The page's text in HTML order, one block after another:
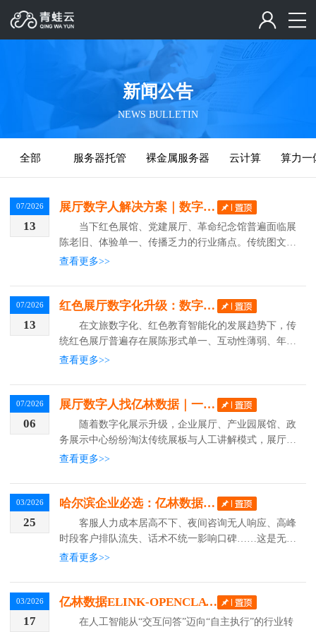
新闻公告
NEWS BULLETIN
全部 服务器托管 裸金属服务器 云计算 算力一
07/2026
13
展厅数字人解决方案｜数字先烈沉浸式红色AI短剧剧场
当下红色展馆、党建展厅、革命纪念馆普遍面临展
陈老旧、体验单一、传播乏力的行业痛点。传统图文展
板、静态文物、人工讲解的模式，难以适配新时代青少
忆点差、...
查看更多>>
07/2026
13
红色展厅数字化升级：数字人先烈沉浸式互动短剧方案
在文旅数字化、红色教育智能化的发展趋势下，传
统红色展厅普遍存在展陈形式单一、互动性薄弱、年轻
受众吸引力不足等问题。固化的展板展示、被动的讲解
化升级成...
查看更多>>
07/2026
06
展厅数字人找亿林数据｜一站式企业展馆智能讲解解决方案
随着数字化展示升级，企业展厅、产业园展馆、政
务展示中心纷纷淘汰传统展板与人工讲解模式，展厅 A
I 数字人成为提升品牌质感、降低运营成本的核心数字
难题...
查看更多>>
03/2026
25
哈尔滨企业必选：亿林数据AI智能客服，降本增效稳客源，本地服务更靠谱
客服人力成本居高不下、夜间咨询无人响应、高峰
时段客户排队流失、话术不统一影响口碑……这是无数
哈尔滨本地企业的共同痛点。不管是电商门店、本地服
户服务效...
查看更多>>
03/2026
17
亿林数据ELINK-OPENCLAW：以开源智能体，激活企业数字化新效能
在人工智能从“交互问答”迈向“自主执行”的行业转